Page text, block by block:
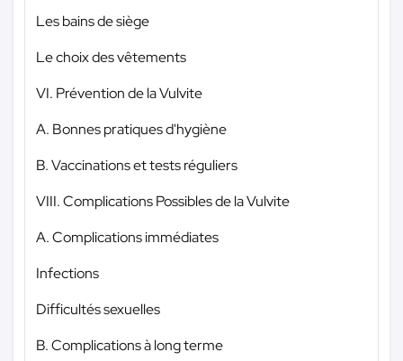
Les bains de siège
Le choix des vêtements
VI. Prévention de la Vulvite
A. Bonnes pratiques d'hygiène
B. Vaccinations et tests réguliers
VIII. Complications Possibles de la Vulvite
A. Complications immédiates
Infections
Difficultés sexuelles
B. Complications à long terme